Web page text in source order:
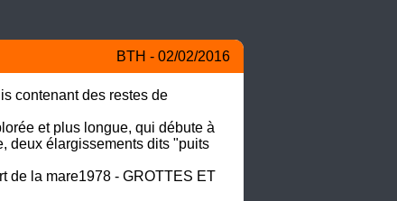
BTH - 02/02/2016
contenant des restes de
et plus longue, qui débute à
deux élargissements dits "puits
de la mare1978 - GROTTES ET